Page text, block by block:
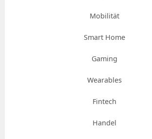
Mobilität
Smart Home
Gaming
Wearables
Fintech
Handel